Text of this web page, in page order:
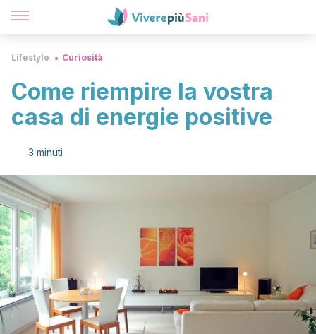
Lifestyle Curiosità
Come riempire la vostra
casa di energie positive
3 minuti